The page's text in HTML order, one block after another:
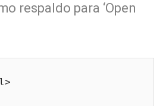
respaldo para ‘Open